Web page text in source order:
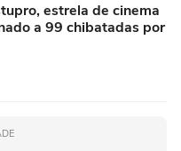
estrela de cinema
a 99 chibatadas por